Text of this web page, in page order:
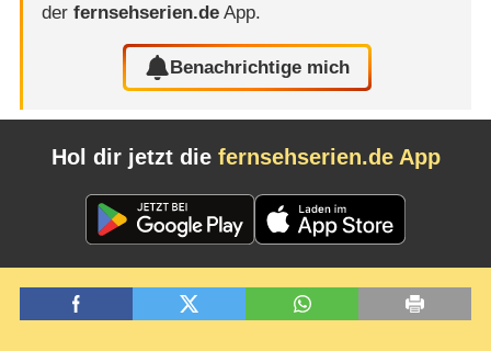
der fernsehserien.deApp.
Benachrichtige mich
Hol dir jetzt die fernsehserien.de App